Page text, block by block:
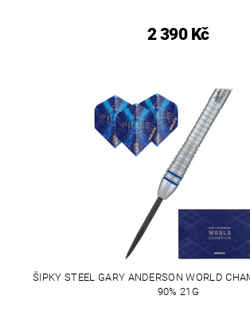
2 390 Kč
ŠIPKY STEEL GARY ANDERSON WORLD
90% 21G